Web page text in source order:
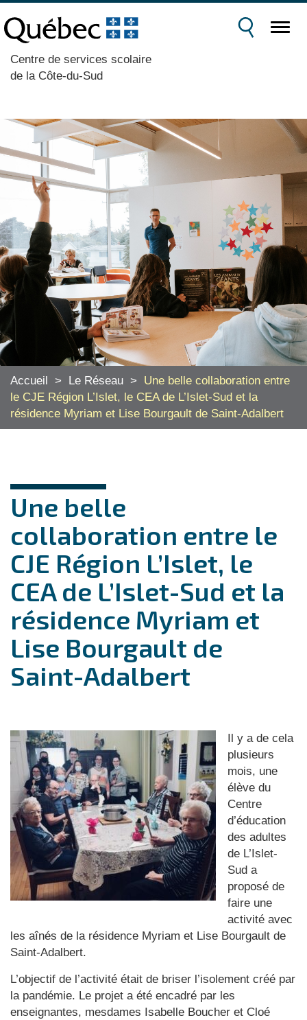
Centre de services scolaire
de la Côte-du-Sud
Accueil > Le Réseau >
Une belle collaboration entre
le CJE Région L’Islet, le CEA de L’Islet-Sud et la
résidence Myriam et Lise Bourgault de Saint-Adalbert
Une belle
collaboration entre le
CJE Région L’Islet, le
CEA de L’Islet-Sud et la
résidence Myriam et
Lise Bourgault de
Saint-Adalbert
Il y a de cela
plusieurs
mois, une
élève du
Centre
d’éducation
des adultes
de L’Islet-
Sud a
proposé de
faire une
activité avec
les aînés de la résidence Myriam et Lise Bourgault de
Saint-Adalbert.
L’objectif de l’activité était de briser l’isolement créé par
la pandémie. Le projet a été encadré par les
enseignantes, mesdames Isabelle Boucher et Cloé